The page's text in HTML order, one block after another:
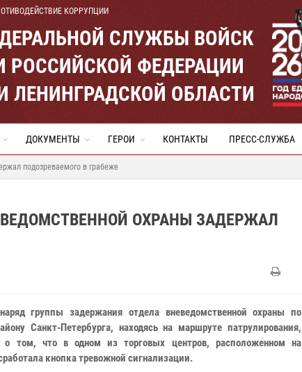
КОРРУПЦИИ
СЛУЖБЫ ВОЙСК
РОССИЙСКОЙ ФЕДЕРАЦИИ
ЛЕНИНГРАДСКОЙ ОБЛАСТИ
ДОКУМЕНТЫ ГЕРОИ КОНТАКТЫ ПРЕСС-СЛУЖБА
подозреваемого в грабеже
ОХРАНЫ ЗАДЕРЖАЛ
группы задержания отдела вневедомственной охраны по
Санкт-Петербурга, находясь на маршруте патрулирования,
том, что в одном из торговых центров, расположенном на
кнопка тревожной сигнализации.